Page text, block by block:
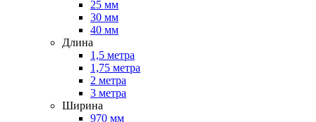
25 мм
30 мм
40 мм
Длина
1,5 метра
1,75 метра
2 метра
3 метра
Ширина
970 мм